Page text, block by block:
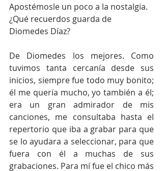
Apostémosle un poco a la nostalgia.
¿Qué recuerdos guarda de
Diomedes Díaz?
De Diomedes los mejores. Como
tuvimos tanta cercanía desde sus
inicios, siempre fue todo muy bonito;
él me quería mucho, yo también a él;
era un gran admirador de mis
canciones, me consultaba hasta el
repertorio que iba a grabar para que
se lo ayudara a seleccionar, para que
fuera con él a muchas de sus
grabaciones. Para mí fue el chico más